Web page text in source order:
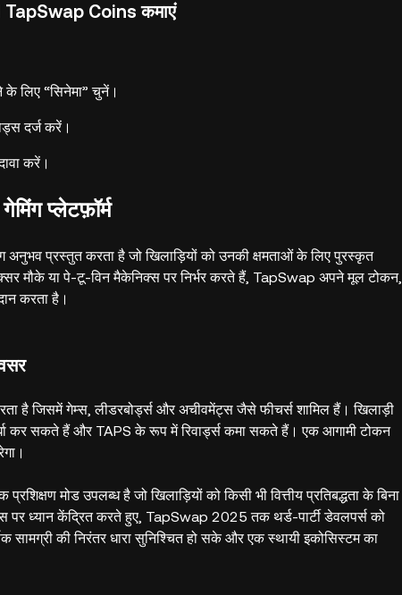
TapSwap Coins कमाएं
लिए “सिनेमा” चुनें।
दर्ज करें।
करें।
प्लेटफ़ॉर्म
प्रस्तुत करता है जो खिलाड़ियों को उनकी क्षमताओं के लिए पुरस्कृत
मौके या पे-टू-विन मैकेनिक्स पर निर्भर करते हैं, TapSwap अपने मूल टोकन,
करता है।
है जिसमें गेम्स, लीडरबोर्ड्स और अचीवमेंट्स जैसे फीचर्स शामिल हैं। खिलाड़ी
कर सकते हैं और TAPS के रूप में रिवार्ड्स कमा सकते हैं। एक आगामी टोकन
मोड उपलब्ध है जो खिलाड़ियों को किसी भी वित्तीय प्रतिबद्धता के बिना
पर ध्यान केंद्रित करते हुए, TapSwap 2025 तक थर्ड-पार्टी डेवलपर्स को
की निरंतर धारा सुनिश्चित हो सके और एक स्थायी इकोसिस्टम का